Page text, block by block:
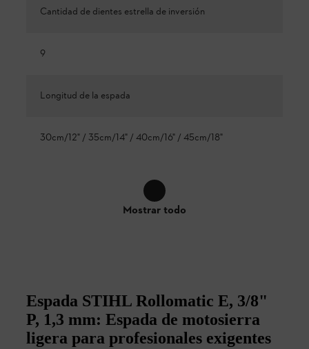
Cantidad de dientes estrella de inversión
9
Longitud de la espada
30cm/12" / 35cm/14" / 40cm/16" / 45cm/18"
Mostrar todo
Espada STIHL Rollomatic E, 3/8"
P, 1,3 mm: Espada de motosierra
ligera para profesionales exigentes